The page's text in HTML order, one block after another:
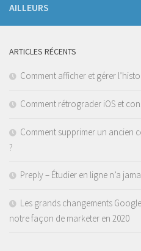
AILLEURS
ARTICLES RÉCENTS
Comment afficher et gérer
Comment rétrograder iOS et
Comment supprimer un ancien
?
Preply – Étudier en ligne n’a
Les grands changements
notre façon de marketer en 2020